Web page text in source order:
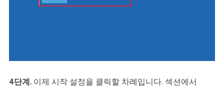
4단계.이제 시작 설정을 클릭할 차례입니다. 섹션에서